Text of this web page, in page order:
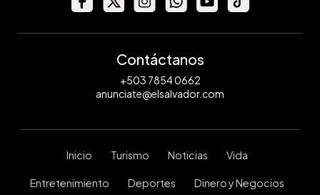
Contáctanos
+503 7854 0662
anunciate@elsalvador.com
Inicio Turismo Noticias Vida
Entretenimiento Deportes Dinero y Negocios